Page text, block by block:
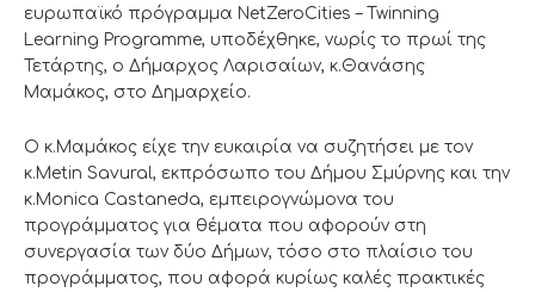
ευρωπαϊκό πρόγραμμα NetZeroCities – Twinning
Learning Programme, υποδέχθηκε, νωρίς το πρωί της
Τετάρτης, ο Δήμαρχος Λαρισαίων, κ.Θανάσης
Μαμάκος, στο Δημαρχείο.
Ο κ.Μαμάκος είχε την ευκαιρία να συζητήσει με τον
κ.Metin Savural, εκπρόσωπο του Δήμου Σμύρνης και την
κ.Monica Castaneda, εμπειρογνώμονα του
προγράμματος για θέματα που αφορούν στη
συνεργασία των δύο Δήμων, τόσο στο πλαίσιο του
προγράμματος, που αφορά κυρίως καλές πρακτικές